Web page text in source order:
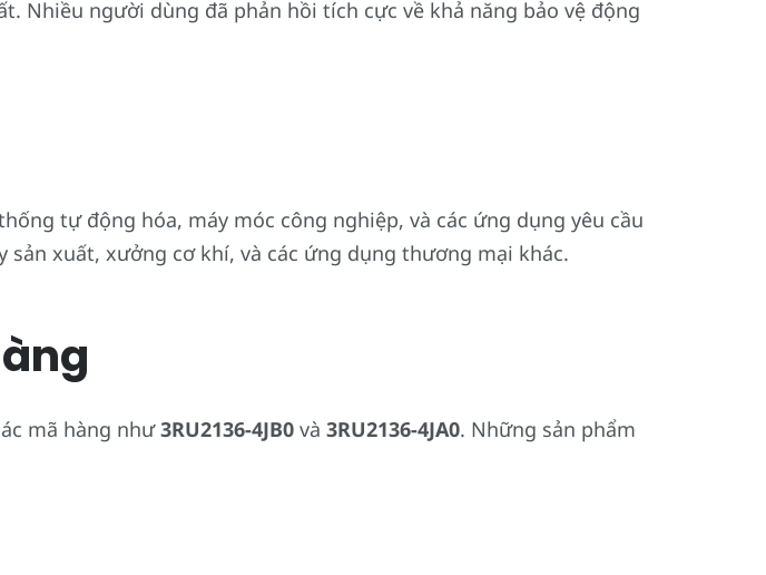
Nhiều người dùng đã phản hồi tích cực về khả năng bảo vệ động
tự động hóa, máy móc công nghiệp, và các ứng dụng yêu cầu
xuất, xưởng cơ khí, và các ứng dụng thương mại khác.
mã hàng như3RU2136-4JB0 và 3RU2136-4JA0. Những sản phẩm